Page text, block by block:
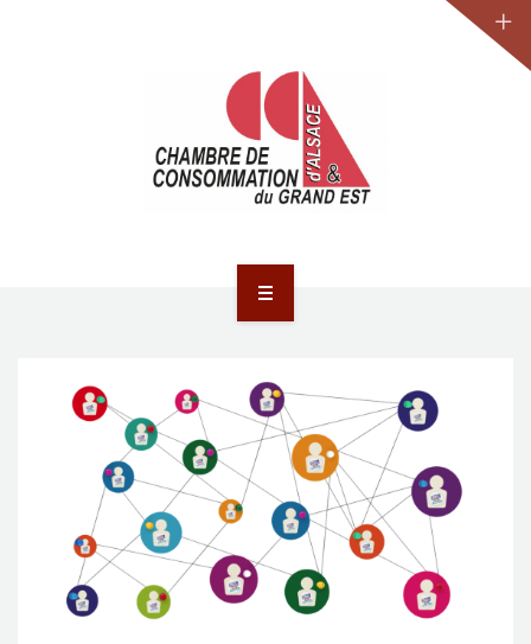
JURIDIQUE
LA CCA-GE
NOS ACTIONS
CONTACT